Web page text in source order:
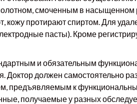
смоченным в насыщенном
кожу протирают спиртом. Для
пасты). Кроме
и обязательным
Доктор должен самостоятельно
предъявляемым к
получаемые у разных